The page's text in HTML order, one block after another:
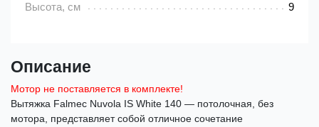
Высота, см
9
Описание
Мотор не поставляется в комплекте!
Вытяжка Falmec Nuvola IS White 140 — потолочная, без
мотора, представляет собой отличное сочетание